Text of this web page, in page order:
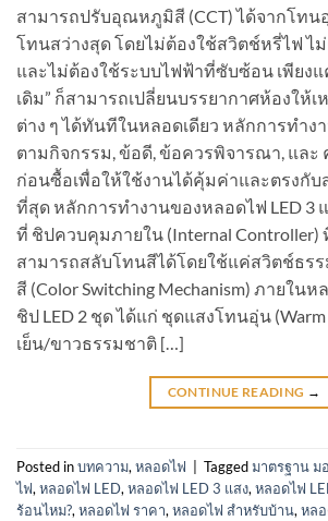
สามารถปรับอุณหภูมิสี (CCT) ได้จากโทน
โทนสว่างสุด โดยไม่ต้องใช้สวิตช์หรี่ไฟ ไ
และไม่ต้องใช้ระบบไฟฟ้าที่ซับซ้อน เพียงแ
เดิม” ก็สามารถเปลี่ยนบรรยากาศห้องให้
ต่าง ๆ ได้ทันทีในหลอดเดียว หลักการทำง
ตามกิจกรรม, ข้อดี, ข้อควรพิจารณา, แล
ก่อนซื้อเพื่อให้ใช้งานได้คุ้มค่าและตรงกั
ที่สุด หลักการทำงานของหลอดไฟ LED 3
ที่ ชิปควบคุมภายใน (Internal
สามารถสลับโทนสีได้โดยใช้แค่สวิตช์ธร
สี (Color Switching Mechanism) ภายใน
ชิป LED 2 ชุด ได้แก่ ชุดแสงโทนอุ่น
เย็น/ขาวธรรมชาติ […]
CONTINUE READING →
Posted inบทความ,หลอดไฟ Taggedมาตรฐาน ม
ไฟ,หลอดไฟ LED,หลอดไฟ LED 3 แสง,หลอดไฟ
ร้อนไหม?,หลอดไฟ ราคา,หลอดไฟ สำหรับบ้าน,หล